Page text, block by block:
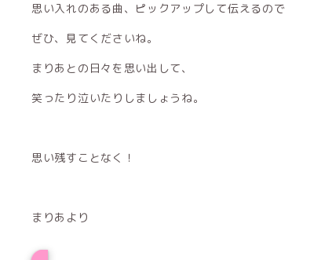
思い入れのある曲、ピックアップして伝えるので
ぜひ、見てくださいね。
まりあとの日々を思い出して、
笑ったり泣いたりしましょうね。
思い残すことなく！
まりあより